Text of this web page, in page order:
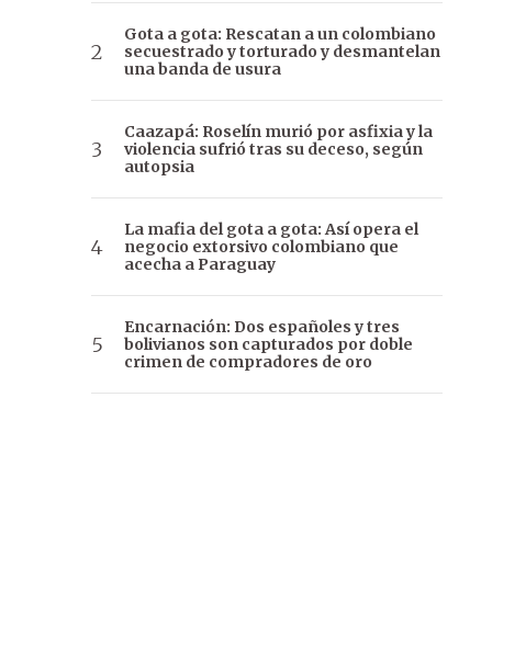
Gota a gota: Rescatan a un colombiano
secuestrado y torturado y desmantelan
una banda de usura
Caazapá: Roselín murió por asfixia y la
violencia sufrió tras su deceso, según
autopsia
La mafia del gota a gota: Así opera el
negocio extorsivo colombiano que
acecha a Paraguay
Encarnación: Dos españoles y tres
bolivianos son capturados por doble
crimen de compradores de oro